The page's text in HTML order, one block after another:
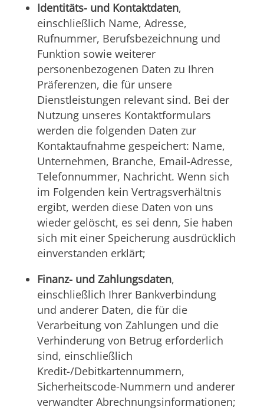
Identitäts- und Kontaktdaten,
einschließlich Name, Adresse,
Rufnummer, Berufsbezeichnung und
Funktion sowie weiterer
personenbezogenen Daten zu Ihren
Präferenzen, die für unsere
Dienstleistungen relevant sind. Bei der
Nutzung unseres Kontaktformulars
werden die folgenden Daten zur
Kontaktaufnahme gespeichert: Name,
Unternehmen, Branche, Email-Adresse,
Telefonnummer, Nachricht. Wenn sich
im Folgenden kein Vertragsverhältnis
ergibt, werden diese Daten von uns
wieder gelöscht, es sei denn, Sie haben
sich mit einer Speicherung ausdrücklich
einverstanden erklärt;
Finanz- und Zahlungsdaten,
einschließlich Ihrer Bankverbindung
und anderer Daten, die für die
Verarbeitung von Zahlungen und die
Verhinderung von Betrug erforderlich
sind, einschließlich
Kredit-/Debitkartennummern,
Sicherheitscode-Nummern und anderer
verwandter Abrechnungsinformationen;